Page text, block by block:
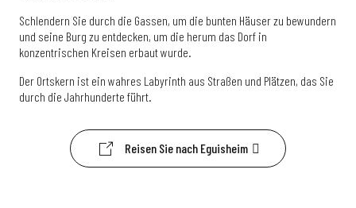
Schlendern Sie durch die Gassen, um die bunten Häuser zu bewundern
und seine Burg zu entdecken, um die herum das Dorf in
konzentrischen Kreisen erbaut wurde.
Der Ortskern ist ein wahres Labyrinth aus Straßen und Plätzen, das Sie
durch die Jahrhunderte führt.
Reisen Sie nach Eguisheim